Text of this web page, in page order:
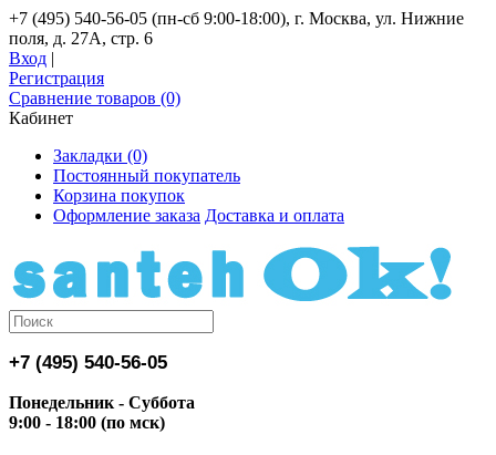
+7 (495) 540-56-05 (пн-сб 9:00-18:00), г. Москва, ул. Нижние
поля, д. 27А, стр. 6
Вход |
Регистрация
Сравнение товаров (0)
Кабинет
Закладки (0)
Постоянный покупатель
Корзина покупок
Оформление заказа Доставка и оплата
+7 (495) 540-56-05
Понедельник - Суббота
9:00 - 18:00 (по мск)